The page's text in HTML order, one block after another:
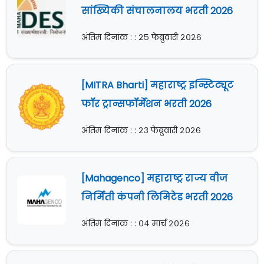
सांख्यिकी संचालनालय भरती 2026
अंतिम दिनांक : : २५ फेब्रुवारी २०२६
[MITRA Bharti] महाराष्ट्र इन्स्टिट्यूट
फॉर ट्रान्सफॉर्मेशन भरती 2026
अंतिम दिनांक : : २३ फेब्रुवारी २०२६
[Mahagenco] महाराष्ट्र राज्य वीज
निर्मिती कंपनी लिमिटेड भरती 2026
अंतिम दिनांक : : ०४ मार्च २०२६